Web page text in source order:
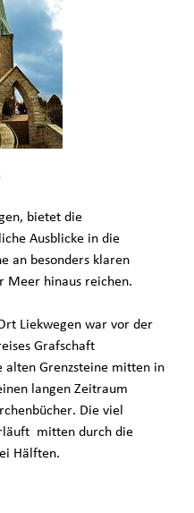
bietet die
Ausblicke in die
an besonders klaren
Meer hinaus reichen.
Liekwegen war vor der
Grafschaft
alten Grenzsteine mitten in
langen Zeitraum
Die viel
mitten durch die
Hälften.